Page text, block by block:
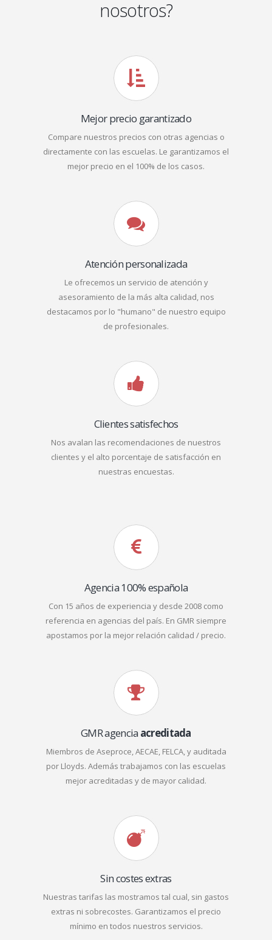
nosotros?
Mejor precio garantizado
Compare nuestros precios con otras agencias o
directamente con las escuelas. Le garantizamos el
mejor precio en el 100% de los casos.
Atención personalizada
Le ofrecemos un servicio de atención y
asesoramiento de la más alta calidad, nos
destacamos por lo "humano" de nuestro equipo
de profesionales.
Clientes satisfechos
Nos avalan las recomendaciones de nuestros
clientes y el alto porcentaje de satisfacción en
nuestras encuestas.
Agencia 100% española
Con 15 años de experiencia y desde 2008 como
referencia en agencias del país. En GMR siempre
apostamos por la mejor relación calidad / precio.
GMR agencia acreditada
Miembros de Aseproce, AECAE, FELCA, y auditada
por Lloyds. Además trabajamos con las escuelas
mejor acreditadas y de mayor calidad.
Sin costes extras
Nuestras tarifas las mostramos tal cual, sin gastos
extras ni sobrecostes. Garantizamos el precio
mínimo en todos nuestros servicios.